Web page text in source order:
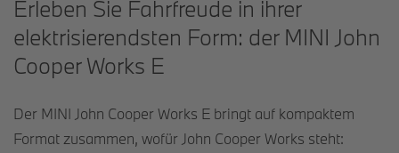
Erleben Sie Fahrfreude in ihrer
elektrisierendsten Form: der MINI John
Cooper Works E
Der MINI John Cooper Works E bringt auf kompaktem
Format zusammen, wofür John Cooper Works steht: